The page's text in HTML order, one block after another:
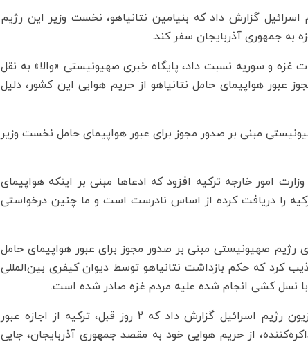
گزارش داد که بنیامین نتانیاهو، نخست وزیر این رژیم
به جمهوری آذربایجان سفر کند.
غزه و سوریه نسبت داد، پایگاه خبری صهیونیستی «والا» به نقل
عبور هواپیمای حامل نتانیاهو از حریم هوایی این کشور، دلیل
مبنی بر صدور مجوز برای عبور هواپیمای حامل نخست وزیر
امور خارجه ترکیه افزود که ادعاها مبنی بر اینکه هواپیمای
را دریافت کرده از اساس نادرست است و ما چنین درخواستی
رژیم صهیونیستی مبنی بر صدور مجوز برای عبور هواپیمای حامل
کرد که حکم بازداشت نتانیاهو توسط دیوان کیفری بین‌المللی
با نسل کشی انجام شده علیه مردم غزه صادر شده است.
در یازدهم ماه گذشته میلادی، سازمان رادیو و تلویزیون رژیم اسرائیل گزارش داد که ۲ روز قبل، ترکیه از اجازه عبور
از حریم هوایی خود به مقصد جمهوری آذربایجان، جایی